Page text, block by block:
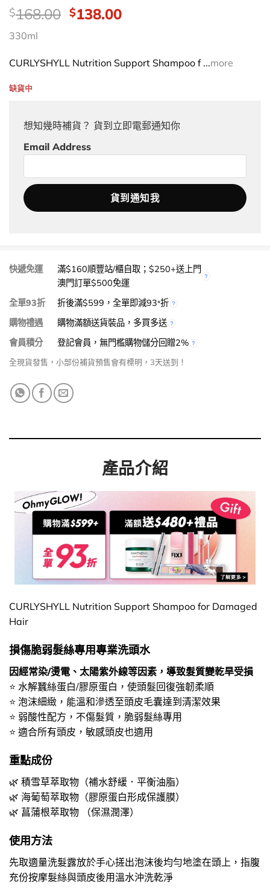
價
錢：
$168.00 Original
$168.00.
$138.00Current
$138.00.
330ml
CURLYSHYLL Nutrition Support Shampoo f ...more
缺貨中
想知幾時補貨？ 貨到立即電郵通知你
Email Address
快遞免運
滿$160順豐站/櫃自取；$250+送上門
澳門訂單$500免運
全單93折
折後滿$599，全單即減93*折
購物禮遇
購物滿額送貨裝品，多買多送
會員積分
登記會員，無門檻購物儲分回贈2%
全現貨發售，小部份補貨預售會有標明，3天送到！
產品介紹
CURLYSHYLL Nutrition Support Shampoo for Damaged
Hair
損傷脆弱髮絲專用專業洗頭水
因經常染/燙電、太陽紫外線等因素，導致髮質變乾旱受損
⭐ 水解蠶絲蛋白/膠原蛋白，使頭髮回復強韌柔順
⭐ 泡沫細緻，能溫和滲透至頭皮毛囊達到清潔效果
⭐ 弱酸性配方，不傷髮質，脆弱髮絲專用
⭐ 適合所有頭皮，敏感頭皮也適用
重點成份
🌿 積雪草萃取物（補水舒緩．平衡油脂）
🌿 海葡萄萃取物（膠原蛋白形成保護膜）
🌿 菖蒲根萃取物 （保濕潤澤）
使用方法
先取適量洗髮露放於手心搓出泡沫後均勻地塗在頭上，指腹
充份按摩髮絲與頭皮後用溫水沖洗乾淨